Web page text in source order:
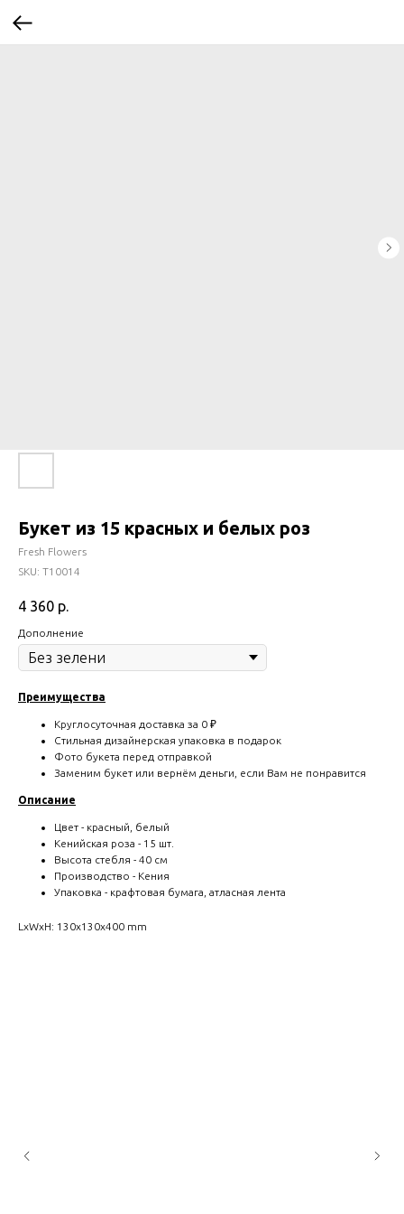
Букет из 15 красных и белых роз
Fresh Flowers
SKU: T10014
4 360 р.
Дополнение
Преимущества
Круглосуточная доставка за 0 ₽
Стильная дизайнерская упаковка в подарок
Фото букета перед отправкой
Заменим букет или вернём деньги, если Вам не понравится
Описание
Цвет - красный, белый
Кенийская роза - 15 шт.
Высота стебля - 40 см
Производство - Кения
Упаковка - крафтовая бумага, атласная лента
LxWxH: 130x130x400 mm